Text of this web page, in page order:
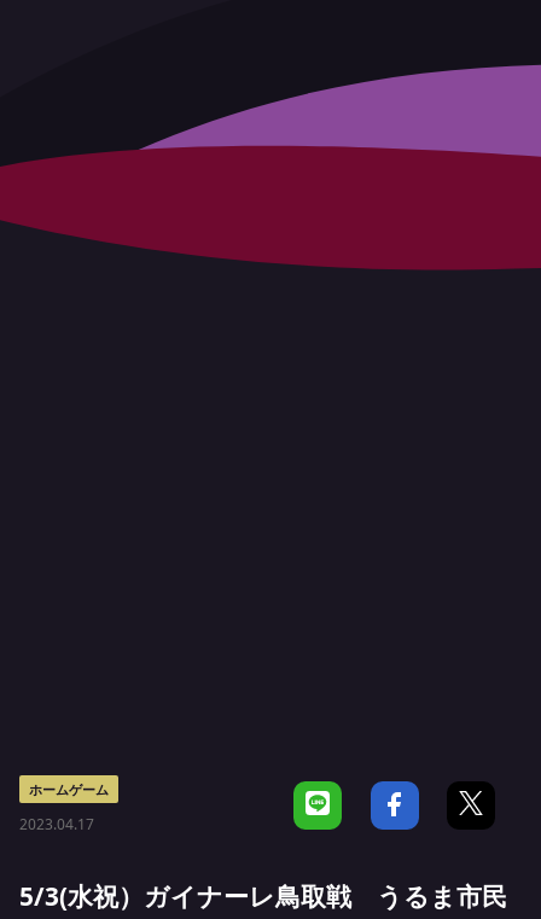
ホームゲーム
2023.04.17
5/3(水祝）ガイナーレ鳥取戦 うるま市民